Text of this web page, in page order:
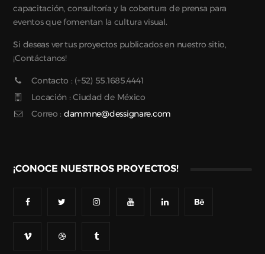
capacitación, consultoría y la cobertura de prensa para
eventos que fomentan la cultura visual.
Si deseas ver tus proyectos publicados en nuestro sitio,
¡Contáctanos!
Contacto : (+52) 55.1685.4441
Locación : Ciudad de México
Correo : dammne@dessignare.com
¡CONOCE NUESTROS PROYECTOS!